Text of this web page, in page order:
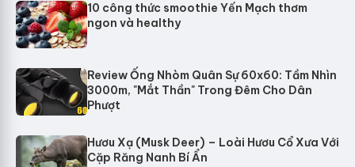
10 công thức smoothie Yến Mạch thơm
ngon và healthy
Review Ống Nhòm Quân Sự 60x60: Tầm Nhìn
3000m, "Mắt Thần" Trong Đêm Cho Dân
Phượt
Hươu Xạ (Musk Deer) – Loài Hươu Cổ Xưa Với
Cặp Răng Nanh Bí Ẩn